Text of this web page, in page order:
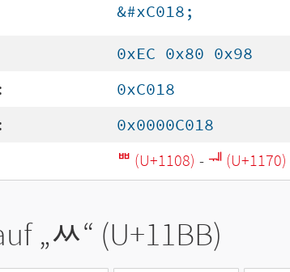
&#xC018;
0xEC 0x80 0x98
0xC018
0x0000C018
ᄈ (U+1108) - ᅰ (U+1170)
„ᆻ“ (U+11BB)